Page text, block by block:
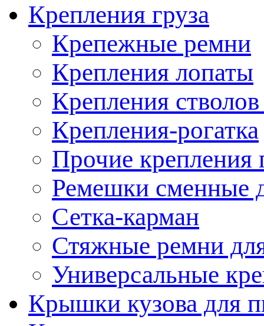
Крепления груза
Крепежные ремни
Крепления лопаты
Крепления
Крепления-рогатка
Прочие крепления
Ремешки сменные
Сетка-карман
Стяжные ремни
Универсальные
Крышки кузова для